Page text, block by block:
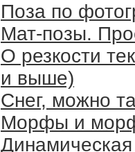
Поза по
Мат-позы.
О резкости
и выше)
Снег, можно
Морфы и